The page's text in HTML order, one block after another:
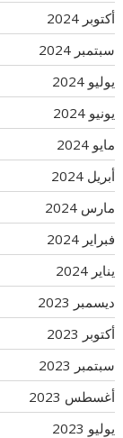
أكتوبر 2024
سبتمبر 2024
يوليو 2024
يونيو 2024
مايو 2024
أبريل 2024
مارس 2024
فبراير 2024
يناير 2024
ديسمبر 2023
أكتوبر 2023
سبتمبر 2023
أغسطس 2023
يوليو 2023